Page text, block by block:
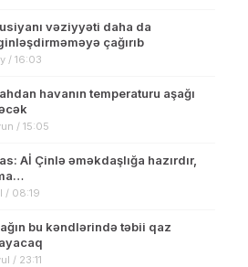
vəziyyəti daha da
çağırıb
/ 16:03
havanın temperaturu aşağı
/ 15:05
Aİ Çinlə əməkdaşlığa hazırdır,
/ 08:19
bu kəndlərində təbii qaz
/ 23:11